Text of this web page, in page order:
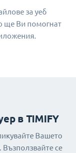
за уеб
ще Ви помогнат
в TIMIFY
Вашето
се